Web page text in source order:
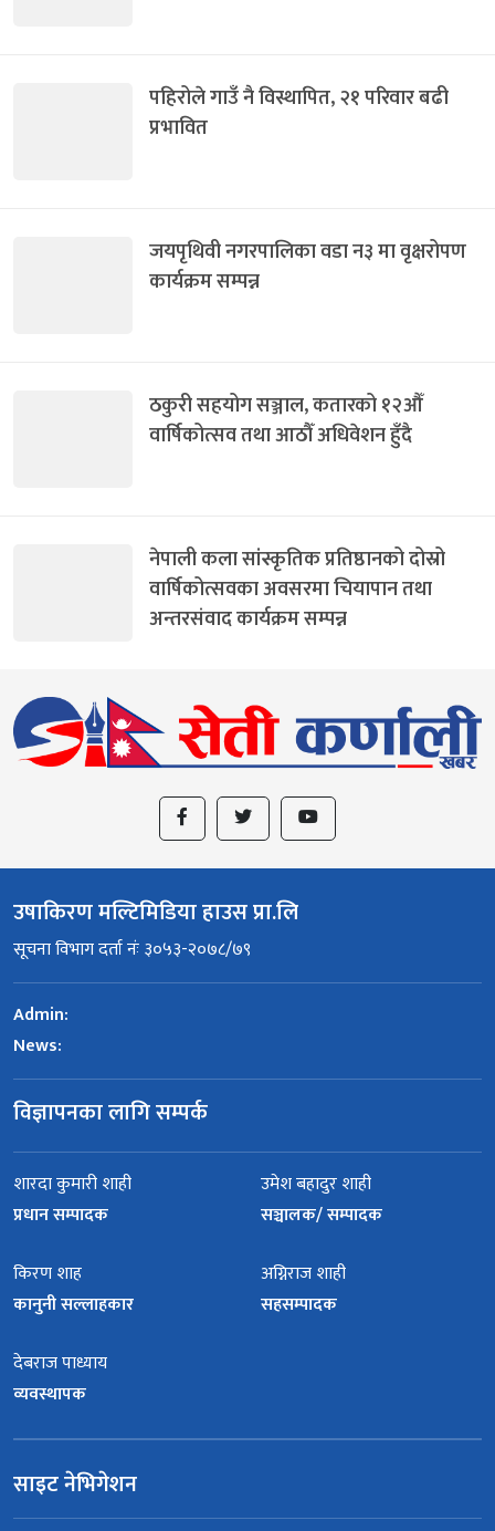
पहिरोले गाउँ नै विस्थापित, २१ परिवार बढी
प्रभावित
जयपृथिवी नगरपालिका वडा न३ मा वृक्षरोपण
कार्यक्रम सम्पन्न
ठकुरी सहयोग सञ्जाल, कतारको १२औँ
वार्षिकोत्सव तथा आठौँ अधिवेशन हुँदै
नेपाली कला सांस्कृतिक प्रतिष्ठानको दोस्रो
वार्षिकोत्सवका अवसरमा चियापान तथा
अन्तरसंवाद कार्यक्रम सम्पन्न
उषाकिरण मल्टिमिडिया हाउस प्रा.लि
सूचना विभाग दर्ता नंः ३०५३-२०७८/७९
Admin:
News:
विज्ञापनका लागि सम्पर्क
शारदा कुमारी शाही
प्रधान सम्पादक
उमेश बहादुर शाही
सञ्चालक/ सम्पादक
किरण शाह
कानुनी सल्लाहकार
अग्निराज शाही
सहसम्पादक
देबराज पाध्याय
व्यवस्थापक
साइट नेभिगेशन